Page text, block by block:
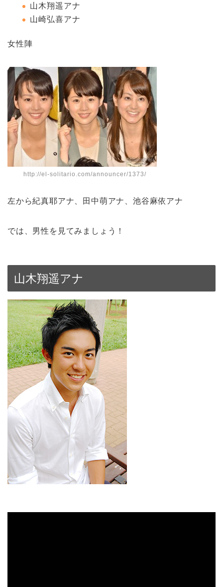
山木翔遥アナ
山崎弘喜アナ
女性陣
http://el-solitario.com/announcer/1373/
左から紀真耶­アナ、田中萌アナ、池谷麻依アナ
では、男性を見てみましょう！
山木翔遥アナ